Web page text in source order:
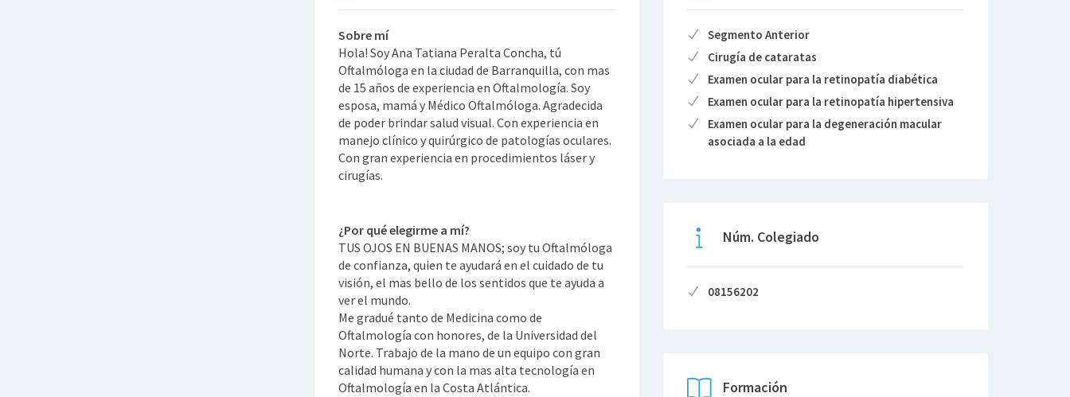
Sobre mí
Hola! Soy Ana Tatiana Peralta Concha, tú
Oftalmóloga en la ciudad de Barranquilla, con mas
de 15 años de experiencia en Oftalmología. Soy
esposa, mamá y Médico Oftalmóloga. Agradecida
de poder brindar salud visual. Con experiencia en
manejo clínico y quirúrgico de patologías oculares.
Con gran experiencia en procedimientos láser y
cirugías.
¿Por qué elegirme a mí?
TUS OJOS EN BUENAS MANOS; soy tu Oftalmóloga
de confianza, quien te ayudará en el cuidado de tu
visión, el mas bello de los sentidos que te ayuda a
ver el mundo.
Me gradué tanto de Medicina como de
Oftalmología con honores, de la Universidad del
Norte. Trabajo de la mano de un equipo con gran
calidad humana y con la mas alta tecnología en
Oftalmología en la Costa Atlántica.
Segmento Anterior
Cirugía de cataratas
Examen ocular para la retinopatía diabética
Examen ocular para la retinopatía hipertensiva
Examen ocular para la degeneración macular
asociada a la edad
Núm. Colegiado
08156202
Formación